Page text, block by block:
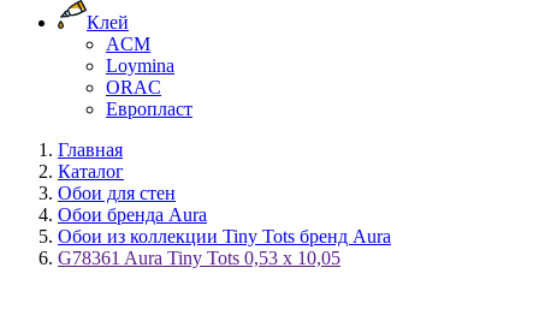
Клей
ACM
Loymina
ORAC
Европласт
Главная
Каталог
Обои для стен
Обои бренда Aura
Обои из коллекции Tiny Tots бренд Aura
G78361 Aura Tiny Tots 0,53 х 10,05